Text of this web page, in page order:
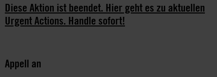
Diese Aktion ist beendet. Hier geht es zu aktuellen
Urgent Actions. Handle sofort!
Appell an